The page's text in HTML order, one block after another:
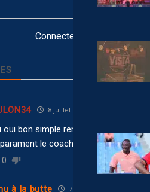
Se
Connectez-vous pour
8 juillet 2026 07:22
oui bon simple remarque les
le coach le veut a tout pris
0
à la butte 7 juillet 2026 20:18